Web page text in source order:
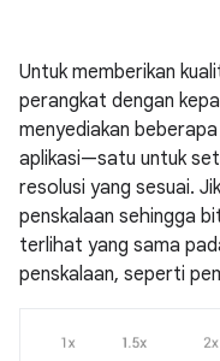
Untuk memberikan
perangkat dengan
menyediakan
aplikasi—satu untuk
resolusi yang sesuai.
penskalaan sehingga
terlihat yang sama
penskalaan, seperti